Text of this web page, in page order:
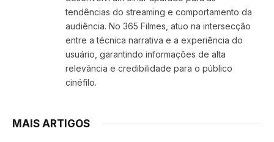
tendências do streaming e comportamento da
audiência. No 365 Filmes, atuo na intersecção
entre a técnica narrativa e a experiência do
usuário, garantindo informações de alta
relevância e credibilidade para o público
cinéfilo.
MAIS ARTIGOS